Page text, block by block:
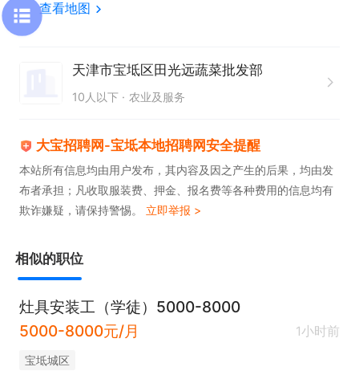
查看地图
天津市宝坻区田光远蔬菜批发部
10人以下 农业及服务
大宝招聘网-宝坻本地招聘网安全提醒
本站所有信息均由用户发布，其内容及因之产生的后果，均由发
布者承担；凡收取服装费、押金、报名费等各种费用的信息均有
欺诈嫌疑，请保持警惕。 立即举报 >
相似的职位
灶具安装工（学徒）5000-8000
5000-8000元/月
1小时前
宝坻城区